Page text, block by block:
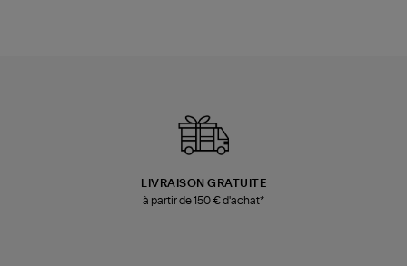
LIVRAISON GRATUITE
à partir de 150 € d'achat*